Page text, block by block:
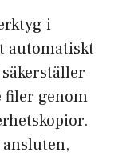
i
automatiskt
filer genom